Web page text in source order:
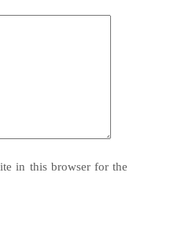
in this browser for the